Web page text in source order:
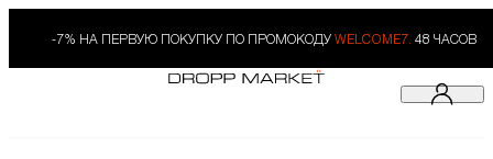
-7% НА ПЕРВУЮ ПОКУПКУ ПО ПРОМОКОДУ WELCOME7. 48 ЧАСОВ